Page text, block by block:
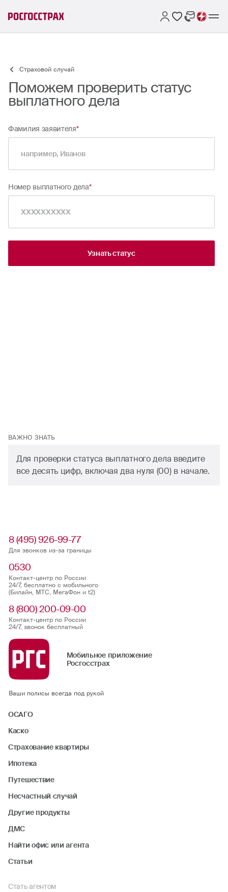
Страховой случай
Поможем проверить статус
выплатного дела
Фамилия заявителя*
Номер выплатного дела*
Узнать статус
Для проверки статуса выплатного дела введите
все десять цифр, включая два нуля (00) в начале.
ВАЖНО ЗНАТЬ
8 (495) 926-99-77
Для звонков из-за границы
0530
Контакт-центр по России
24/7, бесплатно с мобильного
(Билайн, МТС, МегаФон и t2)
8 (800) 200-09-00
Контакт-центр по России
24/7, звонок бесплатный
Мобильное приложение
Росгосстрах
Ваши полисы всегда под рукой
ОСАГО
Каско
Страхование квартиры
Ипотека
Путешествие
Несчастный случай
Другие продукты
ДМС
Найти офис или агента
Статьи
Стать агентом